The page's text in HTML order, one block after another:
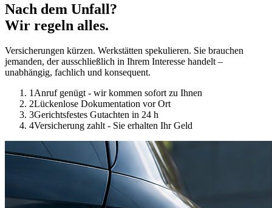
Nach dem Unfall?
Wir regeln alles.
Versicherungen kürzen. Werkstätten spekulieren. Sie brauchen
jemanden, der ausschließlich in Ihrem Interesse handelt –
unabhängig, fachlich und konsequent.
1Anruf genügt - wir kommen sofort zu Ihnen
2Lückenlose Dokumentation vor Ort
3Gerichtsfestes Gutachten in 24 h
4Versicherung zahlt - Sie erhalten Ihr Geld